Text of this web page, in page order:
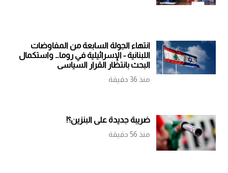
انتهاء الجولة السابعة من المفاوضات
اللبنانية - الإسرائيلية في روما… واستكمال
البحث بانتظار القرار السياسي
منذ 36 دقيقة
ضريبة جديدة على البنزين؟!
منذ 56 دقيقة